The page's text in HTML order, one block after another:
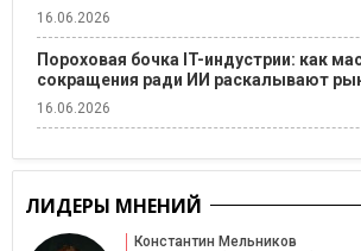
16.06.2026
Пороховая бочка IT-индустрии: как
сокращения ради ИИ раскалывают
16.06.2026
ЛИДЕРЫ МНЕНИЙ
Константин Мельников